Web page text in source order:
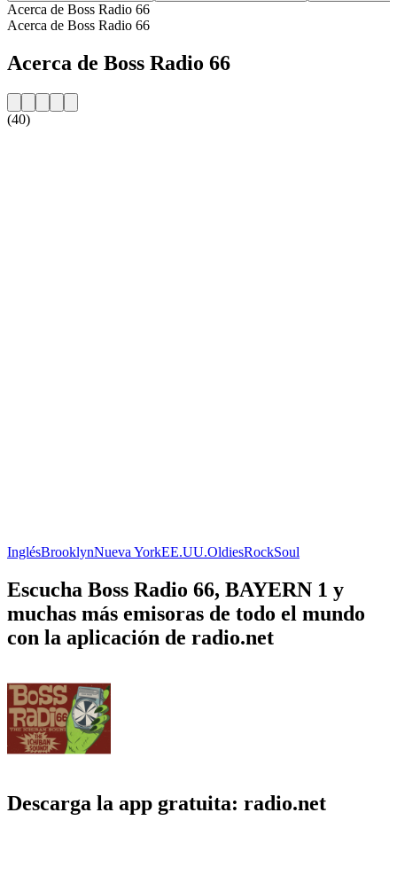
Acerca de Boss Radio 66
Acerca de Boss Radio 66
Acerca de Boss Radio 66
(40)
InglésBrooklynNueva YorkEE.UU.OldiesRockSoul
Escucha Boss Radio 66, BAYERN 1 y
muchas más emisoras de todo el mundo
con la aplicación de radio.net
Descarga la app gratuita: radio.net